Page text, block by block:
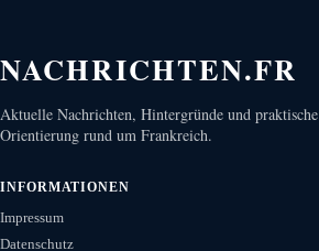
NACHRICHTEN.FR
Aktuelle Nachrichten, Hintergründe und praktische
Orientierung rund um Frankreich.
INFORMATIONEN
Impressum
Datenschutz